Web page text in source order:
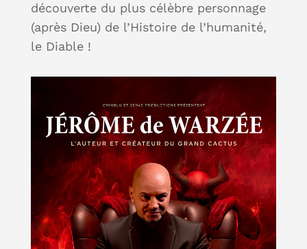
découverte du plus célèbre personnage
(après Dieu) de l’Histoire de l’humanité,
le Diable !